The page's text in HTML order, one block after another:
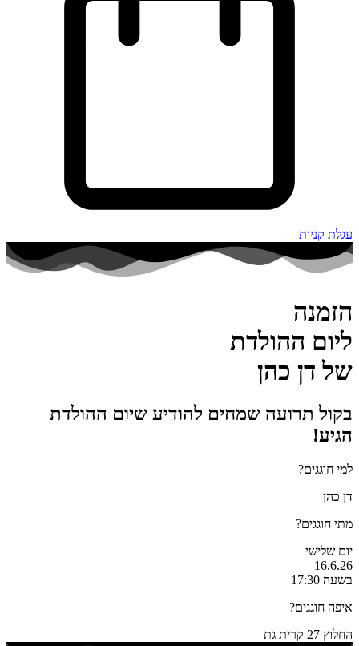
עגלת קניות
הזמנה
ליום ההולדת
של דן כהן
בקול תרועה שמחים להודיע שיום ההולדת
הגיע!
למי חוגגים?
דן כהן
מתי חוגגים?
יום שלישי
16.6.26
בשעה 17:30
איפה חוגגים?
החלוץ 27 קרית גת